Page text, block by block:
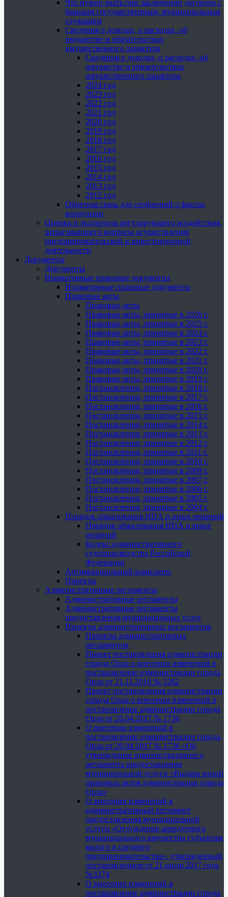
Что нужно знать при заключении договора с
бывшим государственным, муниципальным
служащим
Сведения о доходах, о расходах, об
имуществе и обязательствах
имущественного характера
Сведения о доходах, о расходах, об
имуществе и обязательствах
имущественного характера
2024 год
2023 год
2022 год
2021 год
2020 год
2019 год
2018 год
2017 год
2016 год
2015 год
2014 год
2013 год
2012 год
Обратная связь для сообщений о фактах
коррупции
Оценка и экспертиза регулирующего воздействия,
затрагивающего вопросы осуществления
предпринимательской и инвестиционной
деятельности
Документы
Документы
Нормативные правовые документы
Нормативные правовые документы
Правовые акты
Правовые акты
Правовые акты, принятые в 2026 г.
Правовые акты, принятые в 2025 г.
Правовые акты, принятые в 2024 г.
Правовые акты, принятые в 2023 г.
Правовые акты, принятые в 2022 г.
Правовые акты, принятые в 2021 г.
Правовые акты, принятые в 2020 г.
Правовые акты, принятые в 2019 г.
Постановления, принятые в 2018 г.
Постановления, принятые в 2017 г.
Постановления, принятые в 2016 г.
Постановления, принятые в 2015 г.
Постановления, принятые в 2014 г.
Постановления, принятые в 2013 г.
Постановления, принятые в 2012 г.
Постановления, принятые в 2011 г.
Постановления, принятые в 2010 г.
Постановления, принятые в 2009 г.
Постановления, принятые в 2007 г.
Постановления, принятые в 2006 г.
Постановления, принятые в 2005 г.
Постановления, принятые в 2004 г.
Порядок обжалования НПА и иных решений
Порядок обжалования НПА и иных
решений
Кодекс административного
судопроизводства Российской
Федерации
Антимонопольный комплаенс
Проекты
Административные регламенты
Административные регламенты
Административные регламенты
предоставления муниципальных услуг
Проекты административных регламентов
Проекты административных
регламентов
Проект постановления администрации
города Орла о внесении изменений в
постановление администрации города
Орла от 21.11.2016 № 5282
Проект постановления администрации
города Орла о внесении изменений в
постановление администрации города
Орла от 26.04.2017 № 1736
О внесении изменений в
постановление администрации города
Орла от 26.04.2017 № 1736 «Об
утверждении административного
регламента предоставления
муниципальной услуги «Выдача копий
правовых актов администрации города
Орла»
О внесении изменений в
административный регламент
предоставления муниципальной
услуги «Отчуждение арендуемого
муниципального имущества субъектам
малого и среднего
предпринимательства», утвержденный
постановлением от 21 июля 2017 года
№3274
О внесении изменений в
постановление администрации города